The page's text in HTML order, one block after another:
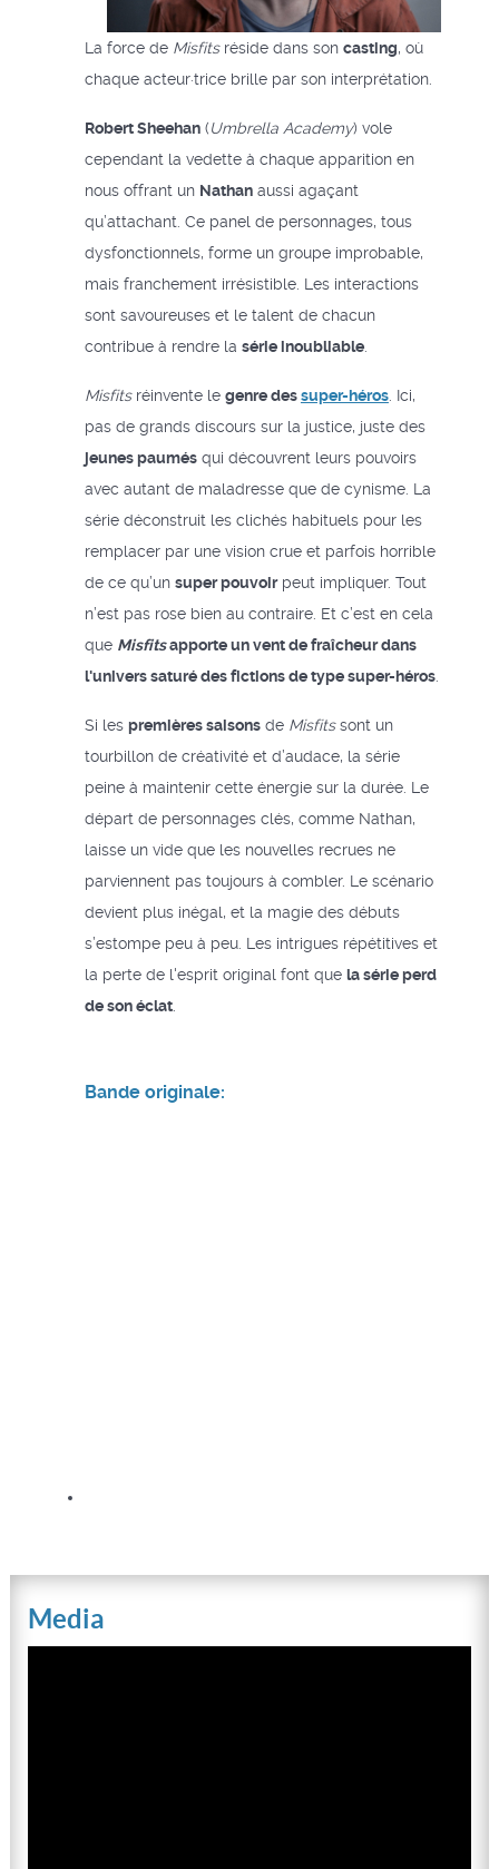
La force de Misfitsréside dans son casting, où
chaque acteur·trice brille par son interprétation.
Robert Sheehan(Umbrella Academy) vole
cependant la vedette à chaque apparition en
nous offrant un Nathanaussi agaçant
qu’attachant. Ce panel de personnages, tous
dysfonctionnels, forme un groupe improbable,
mais franchement irrésistible. Les interactions
sont savoureuses et le talent de chacun
contribue à rendre la série inoubliable.
Misfitsréinvente le genre dessuper-héros. Ici,
pas de grands discours sur la justice, juste des
jeunes paumésqui découvrent leurs pouvoirs
avec autant de maladresse que de cynisme. La
série déconstruit les clichés habituels pour les
remplacer par une vision crue et parfois horrible
de ce qu’un super pouvoirpeut impliquer. Tout
n’est pas rose bien au contraire. Et c’est en cela
que Misfitsapporte un vent de fraîcheur dans
l'univers saturé des fictions de type super-héros.
Si les premières saisonsde Misfitssont un
tourbillon de créativité et d’audace, la série
peine à maintenir cette énergie sur la durée. Le
départ de personnages clés, comme Nathan,
laisse un vide que les nouvelles recrues ne
parviennent pas toujours à combler. Le scénario
devient plus inégal, et la magie des débuts
s’estompe peu à peu. Les intrigues répétitives et
la perte de l'esprit original font que la série perd
de son éclat.
Bande originale:
Media